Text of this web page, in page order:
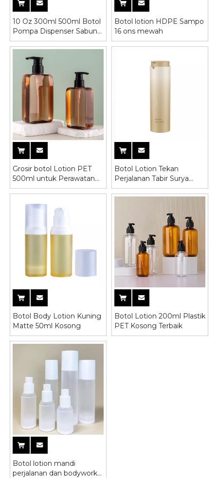
10 Oz 300ml 500ml Botol
Pompa Dispenser Sabun
Busa Tangan Berbusa
Putih Ramah Lingkungan
Botol lotion HDPE Sampo
16 ons mewah
Grosir botol Lotion PET
500ml untuk Perawatan
Rambut
Botol Lotion Tekan
Perjalanan Tabir Surya
Portabel Berkualitas
Tinggi
Botol Body Lotion Kuning
Matte 50ml Kosong
Botol Lotion 200ml Plastik
PET Kosong Terbaik
Botol lotion mandi
perjalanan dan bodywork